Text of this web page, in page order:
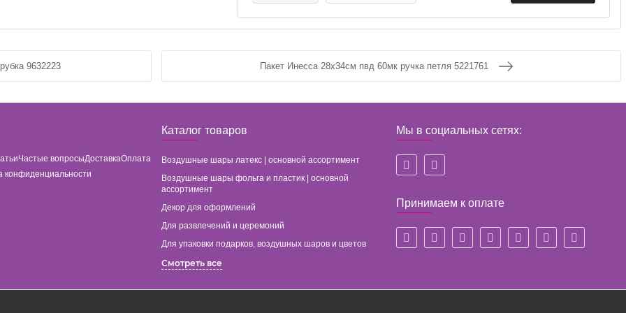
9632223 Пакет Инесса 28х34см пвд 60мк ручка петля 5221761
Частые вопросыДоставкаОплата
конфиденциальности
Каталог товаров
Воздушные шары латекс | основной ассортимент
Воздушные шары фольга и пластик | основной
ассортимент
Декор для оформлений
Для развлечений и церемоний
Для упаковки подарков, воздушных шаров и цветов
Смотреть все
Мы в социальных сетях:
Принимаем к оплате